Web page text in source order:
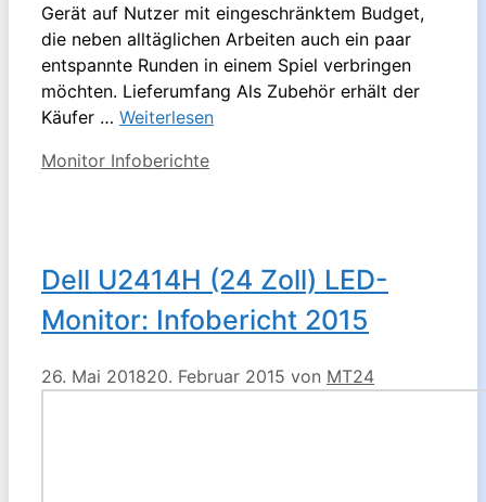
Gerät auf Nutzer mit eingeschränktem Budget,
die neben alltäglichen Arbeiten auch ein paar
entspannte Runden in einem Spiel verbringen
möchten. Lieferumfang Als Zubehör erhält der
Käufer … Weiterlesen
Kategorien
Monitor Infoberichte
Dell U2414H (24 Zoll) LED-
Monitor: Infobericht 2015
26. Mai 201820. Februar 2015 von MT24